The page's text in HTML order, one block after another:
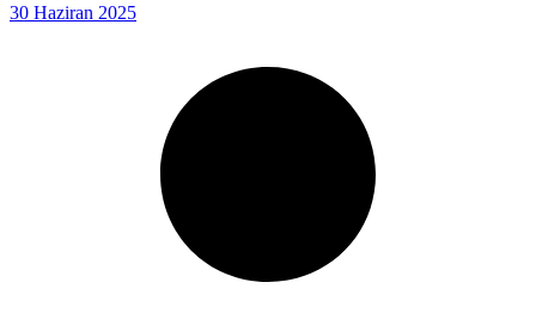
30 Haziran 2025